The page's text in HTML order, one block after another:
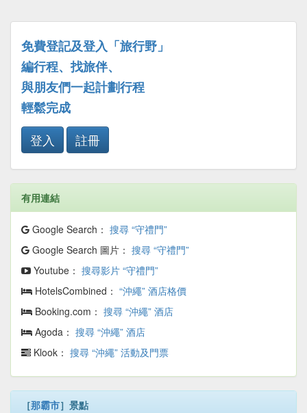
免費登記及登入「旅行野」
編行程、找旅伴、
與朋友們一起計劃行程
輕鬆完成
登入
註冊
有用連結
Google Search： 搜尋 “守禮門”
Google Search 圖片： 搜尋 “守禮門”
Youtube： 搜尋影片 “守禮門”
HotelsCombined： “沖繩” 酒店格價
Booking.com： 搜尋 “沖繩” 酒店
Agoda： 搜尋 “沖繩” 酒店
Klook： 搜尋 “沖繩” 活動及門票
［那霸市］景點